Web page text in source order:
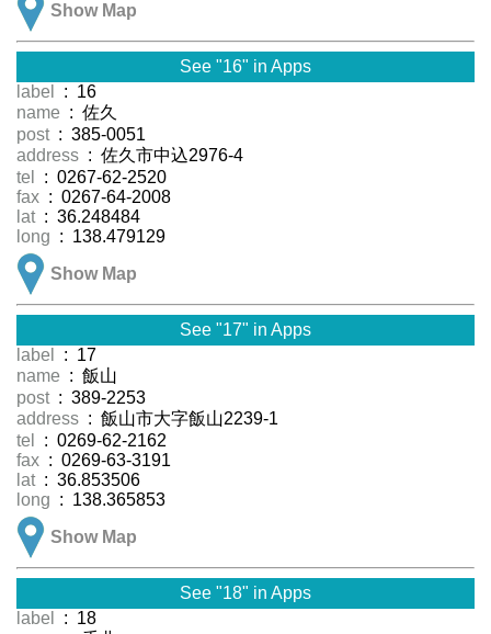
Show Map
See "16" in Apps
label
: 16
name : 佐久
post : 385-0051
address : 佐久市中込2976-4
tel
: 0267-62-2520
fax : 0267-64-2008
lat : 36.248484
long : 138.479129
Show Map
See "17" in Apps
label
: 17
name : 飯山
post : 389-2253
address : 飯山市大字飯山2239-1
tel
: 0269-62-2162
fax : 0269-63-3191
lat : 36.853506
long : 138.365853
Show Map
See "18" in Apps
label
: 18